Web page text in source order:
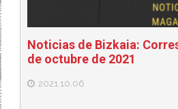
Noticias de Bizkaia:
de octubre de 2021
2021.10.06